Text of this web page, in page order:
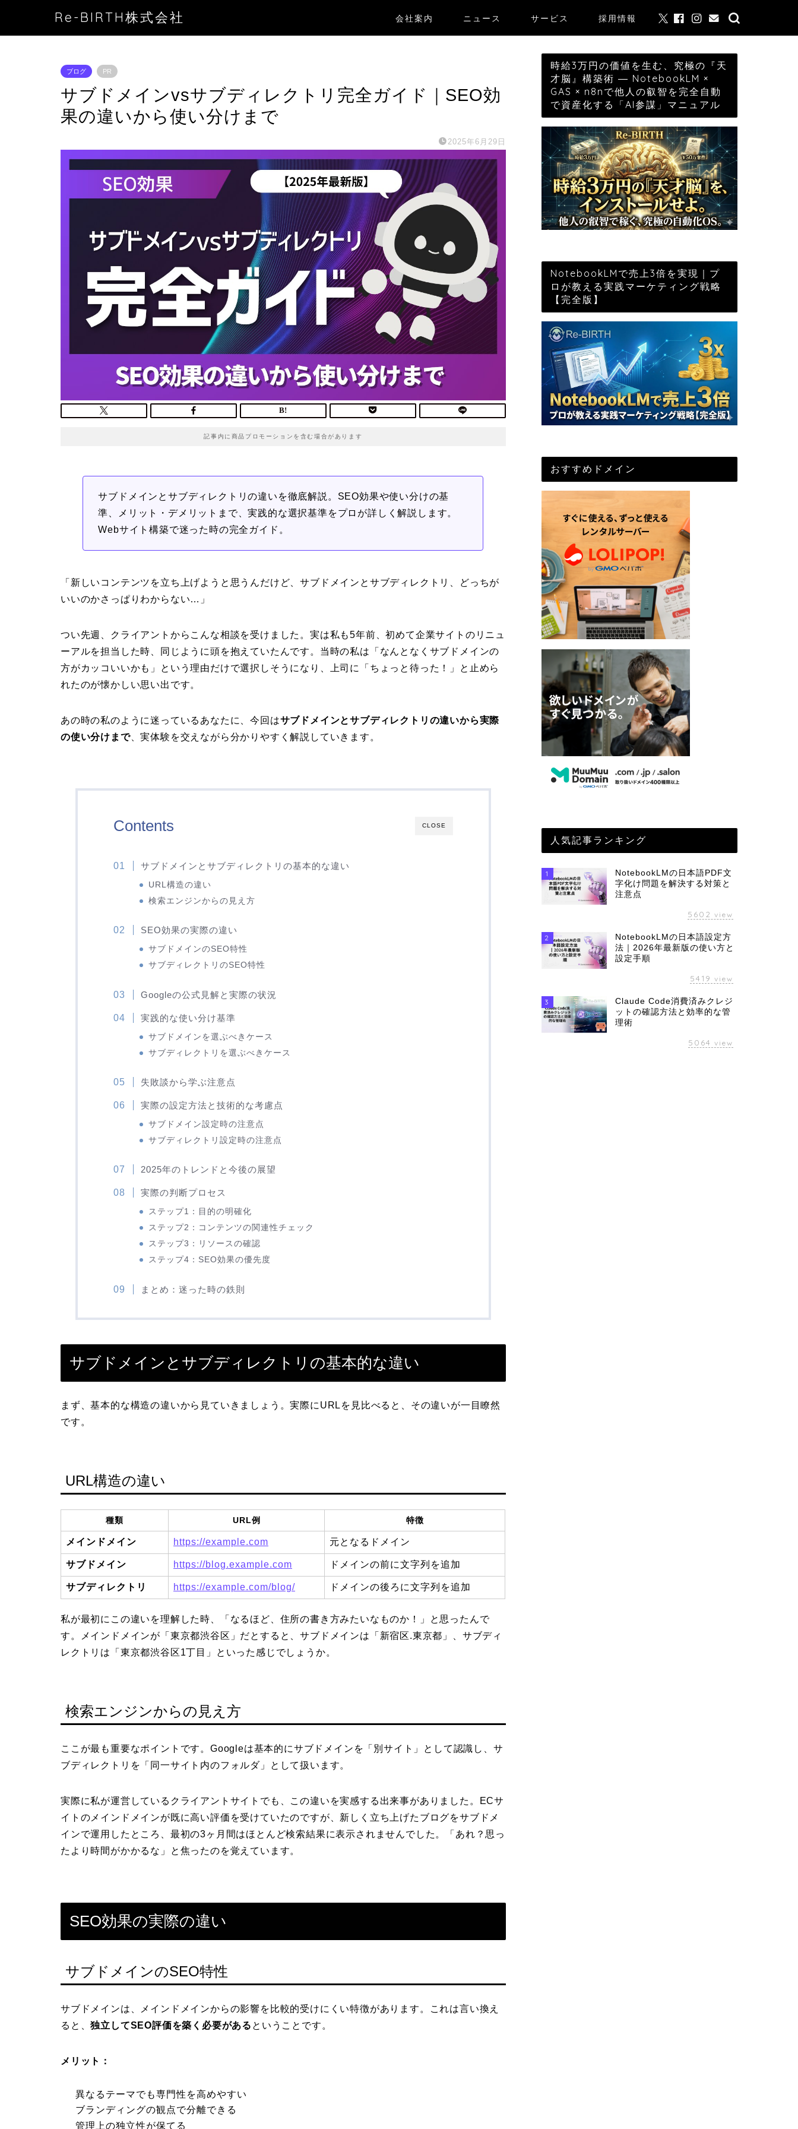
Re-BIRTH株式会社 会社案内 ニュース サービス 採用情報
ブログ PR
サブドメインvsサブディレクトリ完全ガイド｜SEO効
果の違いから使い分けまで
2025年6月29日
記事内に商品プロモーションを含む場合があります
サブドメインとサブディレクトリの違いを徹底解説。SEO効果や使い分けの基
準、メリット・デメリットまで、実践的な選択基準をプロが詳しく解説します。
Webサイト構築で迷った時の完全ガイド。
「新しいコンテンツを立ち上げようと思うんだけど、サブドメインとサブディレクトリ、どっちが
いいのかさっぱりわからない…」
つい先週、クライアントからこんな相談を受けました。実は私も5年前、初めて企業サイトのリニュ
ーアルを担当した時、同じように頭を抱えていたんです。当時の私は「なんとなくサブドメインの
方がカッコいいかも」という理由だけで選択しそうになり、上司に「ちょっと待った！」と止めら
れたのが懐かしい思い出です。
あの時の私のように迷っているあなたに、今回はサブドメインとサブディレクトリの違いから実際
の使い分けまで、実体験を交えながら分かりやすく解説していきます。
CLOSE
Contents
サブドメインとサブディレクトリの基本的な違い
URL構造の違い
検索エンジンからの見え方
SEO効果の実際の違い
サブドメインのSEO特性
サブディレクトリのSEO特性
Googleの公式見解と実際の状況
実践的な使い分け基準
サブドメインを選ぶべきケース
サブディレクトリを選ぶべきケース
失敗談から学ぶ注意点
実際の設定方法と技術的な考慮点
サブドメイン設定時の注意点
サブディレクトリ設定時の注意点
2025年のトレンドと今後の展望
実際の判断プロセス
ステップ1：目的の明確化
ステップ2：コンテンツの関連性チェック
ステップ3：リソースの確認
ステップ4：SEO効果の優先度
まとめ：迷った時の鉄則
サブドメインとサブディレクトリの基本的な違い
まず、基本的な構造の違いから見ていきましょう。実際にURLを見比べると、その違いが一目瞭然
です。
URL構造の違い
種類 URL例 特徴
メインドメイン https://example.com 元となるドメイン
サブドメイン https://blog.example.com ドメインの前に文字列を追加
サブディレクトリ https://example.com/blog/ ドメインの後ろに文字列を追加
私が最初にこの違いを理解した時、「なるほど、住所の書き方みたいなものか！」と思ったんで
す。メインドメインが「東京都渋谷区」だとすると、サブドメインは「新宿区.東京都」、サブディ
レクトリは「東京都渋谷区1丁目」といった感じでしょうか。
検索エンジンからの見え方
ここが最も重要なポイントです。Googleは基本的にサブドメインを「別サイト」として認識し、サ
ブディレクトリを「同一サイト内のフォルダ」として扱います。
実際に私が運営しているクライアントサイトでも、この違いを実感する出来事がありました。ECサ
イトのメインドメインが既に高い評価を受けていたのですが、新しく立ち上げたブログをサブドメ
インで運用したところ、最初の3ヶ月間はほとんど検索結果に表示されませんでした。「あれ？思っ
たより時間がかかるな」と焦ったのを覚えています。
SEO効果の実際の違い
サブドメインのSEO特性
サブドメインは、メインドメインからの影響を比較的受けにくい特徴があります。これは言い換え
ると、独立してSEO評価を築く必要がある ということです。
メリット：
異なるテーマでも専門性を高めやすい
ブランディングの観点で分離できる
管理上の独立性が保てる
時給3万円の価値を生む、究極の『天
才脳』構築術 ― NotebookLM ×
GAS × n8nで他人の叡智を完全自動
で資産化する「AI参謀」マニュアル
NotebookLMで売上3倍を実現｜プ
ロが教える実践マーケティング戦略
【完全版】
おすすめドメイン
人気記事ランキング
1
NotebookLMの日本語PDF文
字化け問題を解決する対策と
注意点
5602 view
2
NotebookLMの日本語設定方
法｜2026年最新版の使い方と
設定手順
5419 view
3
Claude Code消費済みクレジ
ットの確認方法と効率的な管
理術
5064 view